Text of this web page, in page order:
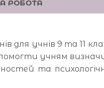
РОБОТА
для учнів 9 та 11
учням
та